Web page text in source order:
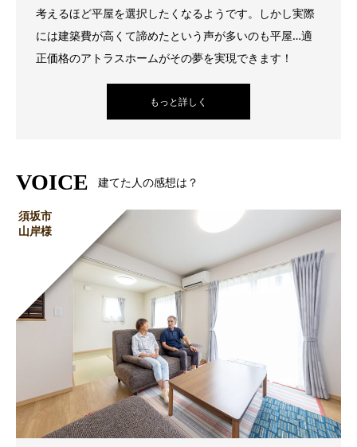
考えるほど平屋を選択したくなるようです。しかし実際
には建築費が高くて諦めたという声が多いのも平屋…適
正価格のアトラスホームがその夢を実現できます！
もっと詳しく
VOICE 建てた人の感想は？
須坂市
山岸様